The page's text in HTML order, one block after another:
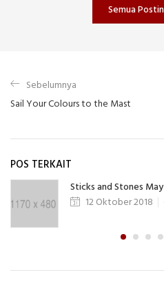
Semua
Sebelumnya
Sail Your Colours to the Mast
POS TERKAIT
Sticks and Stones
12 Oktober 2018